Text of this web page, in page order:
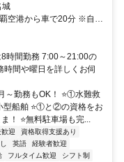
城
空港から車で20分 ※自動
時間勤務 7:00～21:00の
間や曜日を詳しくお伺
～勤務もOK！ ⭐①水難救
型船舶 ⭐①と②の資格をお
！ ⭐無料駐車場も完...
迎
資格取得支援あり
英語
経験者歓迎
フルタイム歓迎
シフト制